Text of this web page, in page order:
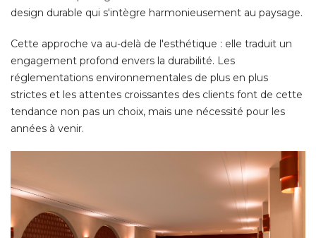
design durable qui s'intègre harmonieusement au paysage.
Cette approche va au-delà de l'esthétique : elle traduit un
engagement profond envers la durabilité. Les
réglementations environnementales de plus en plus
strictes et les attentes croissantes des clients font de cette
tendance non pas un choix, mais une nécessité pour les
années à venir.